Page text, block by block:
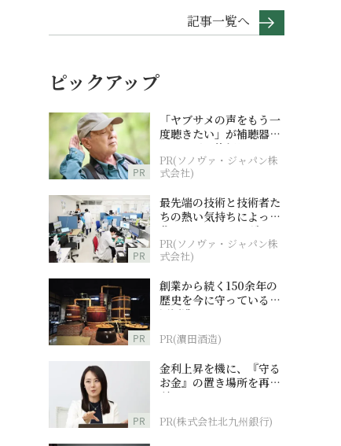
記事一覧へ
ピックアップ
PR
「ヤブサメの声をもう一
度聴きたい」が補聴器チ
ャレンジの後押しに
PR(ソノヴァ・ジャパン株
式会社)
PR
最先端の技術と技術者た
ちの熱い気持ちによって
作られているオーダーメ
イド補聴器
PR(ソノヴァ・ジャパン株
式会社)
PR
創業から続く150余年の
歴史を今に守っている濵
田酒造
PR(濵田酒造)
PR
金利上昇を機に、『守る
お金』の置き場所を再検
討
PR(株式会社北九州銀行)